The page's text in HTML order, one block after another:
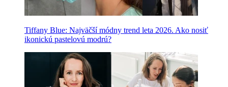
Tiffany Blue: Najväčší módny trend leta 2026. Ako nosiť
ikonickú pastelovú modrú?